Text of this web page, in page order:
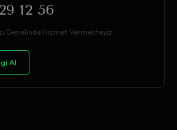
12 56
Genelinde Hizmet Vermekteyiz.
Al